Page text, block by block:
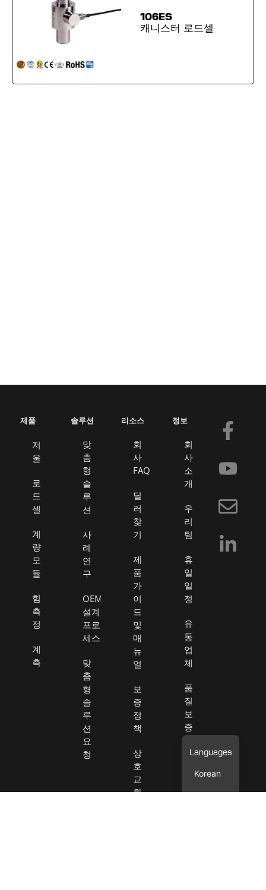
106ES
캐니스터 로드셀
제품
저
울
로
드
셀
계
량
모
듈
힘
측
정
계
측
솔루션
맞
춤
형
솔
루
션
사
례
연
구
OEM
설계
프로
세스
맞
춤
형
솔
루
션
요
청
리소스
회
사
FAQ
딜
러
찾
기
제
품
가
이
드
및
매
뉴
얼
보
증
정
책
상
호
교
환
정보
회
사
소
개
우
리
팀
휴
일
일
정
유
통
업
체
품
질
보
증
판
관
F
a
c
b
o
유
튜
브
봉
투
링
크
드
Korean